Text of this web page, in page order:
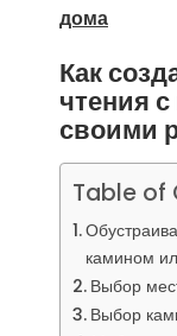
дома
Как
чтения
своими
Table of
камином
Выбор
Выбор